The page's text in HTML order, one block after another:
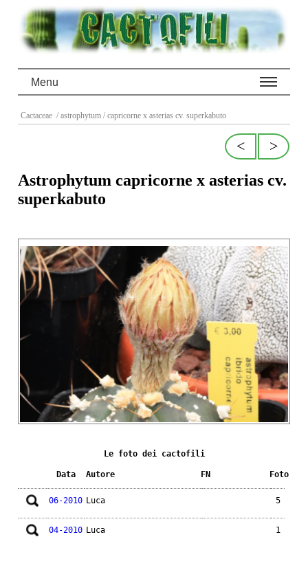
Menu
Cactaceae / astrophytum / capricorne x asterias cv. superkabuto
>
<
Astrophytum capricorne x asterias cv.
superkabuto
Le foto dei cactofili
Data Autore FN Foto
06-2010 Luca 5
04-2010 Luca 1